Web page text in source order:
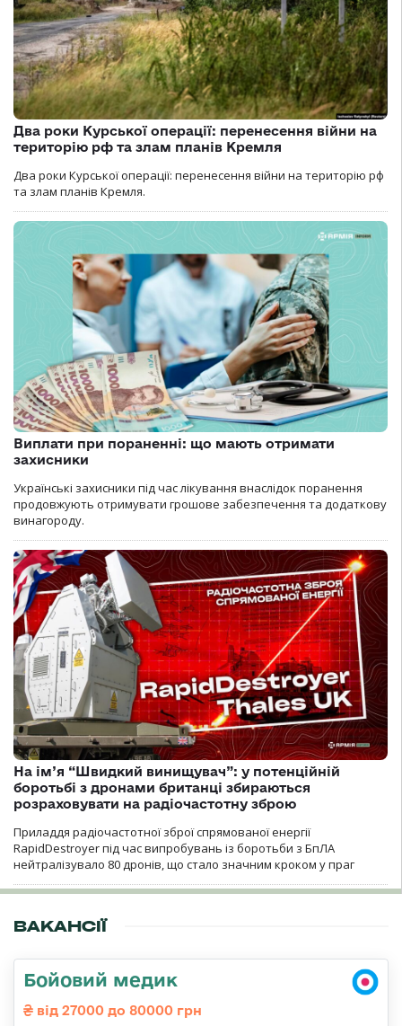
Два роки Курської операції: перенесення війни на
територію рф та злам планів Кремля
Два роки Курської операції: перенесення війни на територію рф
та злам планів Кремля.
Виплати при пораненні: що мають отримати
захисники
Українські захисники під час лікування внаслідок поранення
продовжують отримувати грошове забезпечення та додаткову
винагороду.
На ім’я “Швидкий винищувач”: у потенційній
боротьбі з дронами британці збираються
розраховувати на радіочастотну зброю
Приладдя радіочастотної зброї спрямованої енергії
RapidDestroyer під час випробувань із боротьби з БпЛА
нейтралізувало 80 дронів, що стало значним кроком у праг
ВАКАНСІЇ
Бойовий медик
від 27000 до 80000 грн